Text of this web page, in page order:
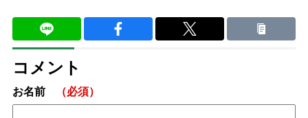
コメント
お名前 （必須）